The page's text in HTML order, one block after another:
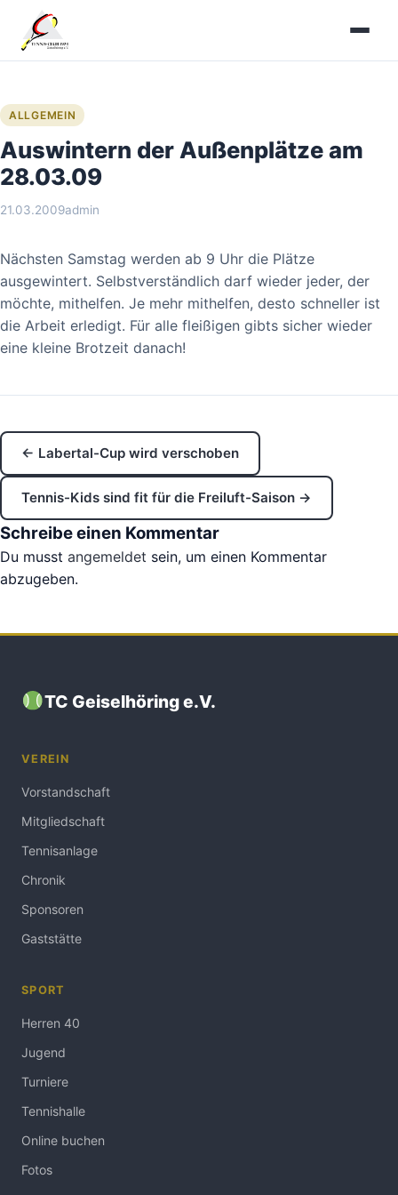
Inhalt
springen
ALLGEMEIN
Auswintern der Außenplätze am
28.03.09
21.03.2009admin
Nächsten Samstag werden ab 9 Uhr die Plätze
ausgewintert. Selbstverständlich darf wieder jeder, der
möchte, mithelfen. Je mehr mithelfen, desto schneller ist
die Arbeit erledigt. Für alle fleißigen gibts sicher wieder
eine kleine Brotzeit danach!
← Labertal-Cup wird verschoben
Tennis-Kids sind fit für die Freiluft-Saison →
Schreibe einen Kommentar
Du musst angemeldet sein, um einen Kommentar
abzugeben.
TC Geiselhöring e.V.
VEREIN
Vorstandschaft
Mitgliedschaft
Tennisanlage
Chronik
Sponsoren
Gaststätte
SPORT
Herren 40
Jugend
Turniere
Tennishalle
Online buchen
Fotos